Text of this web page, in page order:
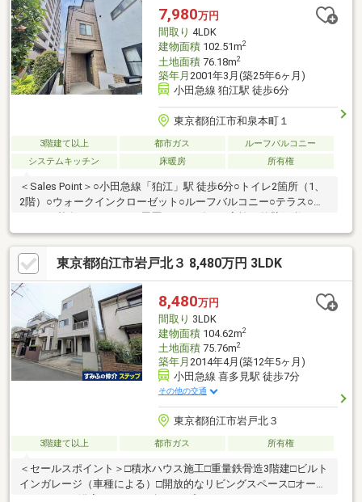
2項第2号の許可を受けて再建築可。容積率をオーバーしており、
監督官庁による是正命令を受ける可能性があります。
7,980万円
間取り 4LDK
建物面積102.51m2
土地面積76.18m2
築年月 2001年3月(築25年6ヶ月)
小田急線 狛江駅 徒歩6分
東京都狛江市和泉本町１
3階建て以上 都市ガス
ルーフバルコニー
システムキッチン
床暖房 所有権
＜Sales Point＞○小田急線「狛江」駅 徒歩6分○トイレ2箇所（1、
2階）○ウォークインクローゼット○ルーフバルコニー○テラス○エ
事、屋根塗装工事 浴室交換、洗面台交換、フローリング張替
（リビング）、クロス貼替（全室）○2026年2月実施 トイレ交換
（1階）○2026年8月実施 ハウスクリーニング実施
東京都狛江市岩戸北３ 8,480万円 3LDK
8,480万円
間取り 3LDK
建物面積104.62m2
土地面積75.76m2
築年月 2014年4月(築12年5ヶ月)
小田急線 喜多見駅 徒歩7分
その他の交通
東京都狛江市岩戸北３
3階建て以上 都市ガス 所有権
＜セールスポイント＞□積水ハウス施工□重量鉄骨造3階建□ビルト
インガレージ（車種による）□開放的なリビングスペース□オープ